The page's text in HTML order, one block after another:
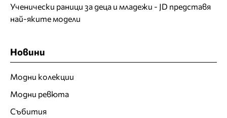
Ученически раници за деца и младежи - JD представя
най-яките модели
Новини
Модни колекции
Модни ревюта
Събития